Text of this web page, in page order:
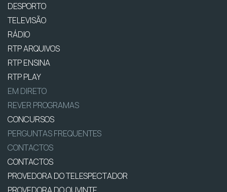
DESPORTO
TELEVISÃO
RÁDIO
RTP ARQUIVOS
RTP ENSINA
RTP PLAY
EM DIRETO
REVER PROGRAMAS
CONCURSOS
PERGUNTAS FREQUENTES
CONTACTOS
CONTACTOS
PROVEDORA DO TELESPECTADOR